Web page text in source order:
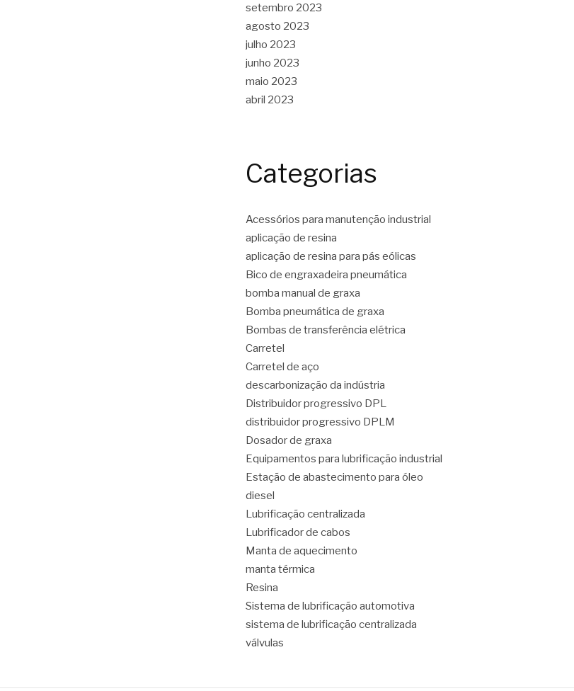
setembro 2023
agosto 2023
julho 2023
junho 2023
maio 2023
abril 2023
Categorias
Acessórios para manutenção industrial
aplicação de resina
aplicação de resina para pás eólicas
Bico de engraxadeira pneumática
bomba manual de graxa
Bomba pneumática de graxa
Bombas de transferência elétrica
Carretel
Carretel de aço
descarbonização da indústria
Distribuidor progressivo DPL
distribuidor progressivo DPLM
Dosador de graxa
Equipamentos para lubrificação industrial
Estação de abastecimento para óleo
diesel
Lubrificação centralizada
Lubrificador de cabos
Manta de aquecimento
manta térmica
Resina
Sistema de lubrificação automotiva
sistema de lubrificação centralizada
válvulas